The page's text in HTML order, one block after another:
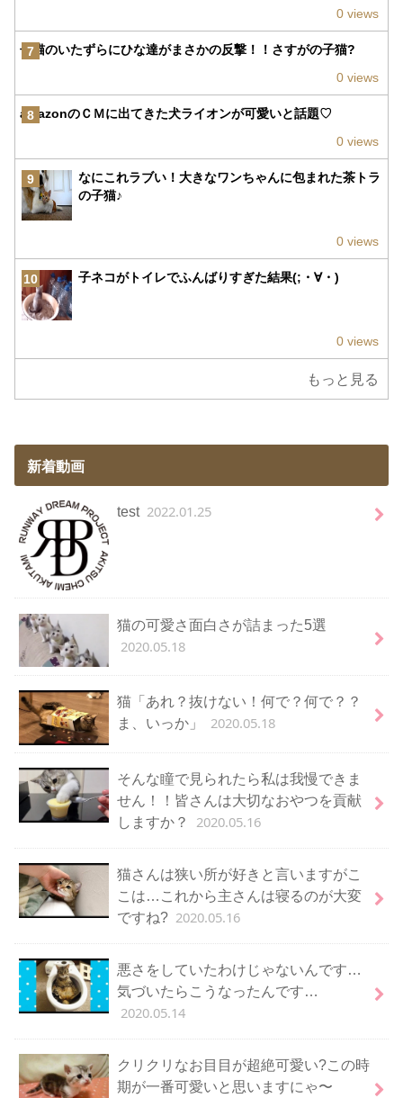
0 views
7
子猫のいたずらにひな達がまさかの反撃！！さすがの子猫?
0 views
8
amazonのＣＭに出てきた犬ライオンが可愛いと話題♡
0 views
9
なにこれラブい！大きなワンちゃんに包まれた茶トラ
の子猫♪
0 views
10 子ネコがトイレでふんばりすぎた結果(;・∀・)
0 views
もっと見る
新着動画
test 2022.01.25
猫の可愛さ面白さが詰まった5選
2020.05.18
猫「あれ？抜けない！何で？何で？？
ま、いっか」
2020.05.18
そんな瞳で見られたら私は我慢できま
せん！！皆さんは大切なおやつを貢献
しますか？
2020.05.16
猫さんは狭い所が好きと言いますがこ
こは…これから主さんは寝るのが大変
ですね? 2020.05.16
悪さをしていたわけじゃないんです…
気づいたらこうなったんです…
2020.05.14
クリクリなお目目が超絶可愛い?この時
期が一番可愛いと思いますにゃ〜